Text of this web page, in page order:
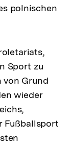
Auflösung
polnischen
Sport zu
von Grund
wieder
Fußballsport